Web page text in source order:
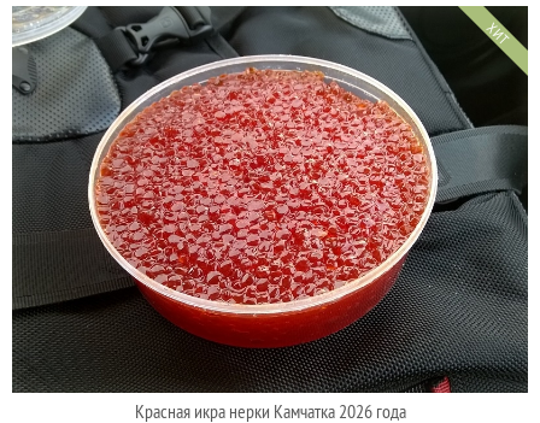
ХИТ
Красная икра нерки Камчатка 2026 года